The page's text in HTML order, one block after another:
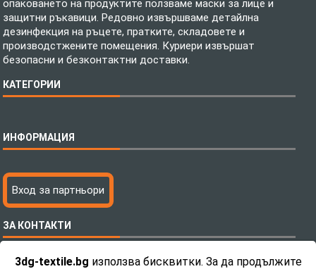
3dg-textile.bg използва бисквитки. За да продължите
опаковането на продуктите ползваме маски за лице и
защитни ръкавици. Редовно извършваме детайлна
дезинфекция на ръцете, пратките, складовете и
производстжените помещения. Куриери извършат
безопасни и безконтактни доставки.
КАТЕГОРИИ
Бебешки спални комплекти
Тениски с пълноцветен печат
Хавлиени кърпи
Пончо за водни спортове
Микрофибърни Велурени Кърпи
ИНФОРМАЦИЯ
Технология на печатане
Файлове за печат
Как да поръчам?
С какво сме различни?
Вход за партньори
ЗА КОНТАКТИ